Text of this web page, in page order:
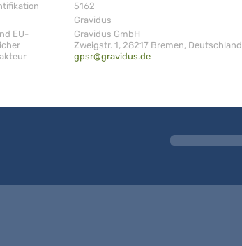
5162
Gravidus
EU-
Gravidus GmbH
Zweigstr. 1, 28217 Bremen, Deutschland
gpsr@gravidus.de